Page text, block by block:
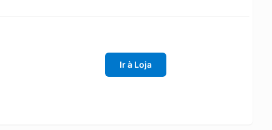
Ir à Loja